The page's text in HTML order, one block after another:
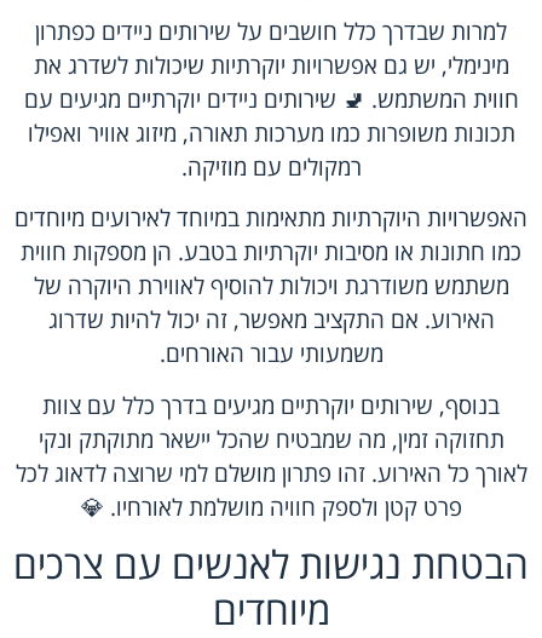
למרות שבדרך כלל חושבים על שירותים ניידים כפתרון
מינימלי, יש גם אפשרויות יוקרתיות שיכולות לשדרג את
חווית המשתמש. 🚽 שירותים ניידים יוקרתיים מגיעים עם
תכונות משופרות כמו מערכות תאורה, מיזוג אוויר ואפילו
רמקולים עם מוזיקה.
האפשרויות היוקרתיות מתאימות במיוחד לאירועים מיוחדים
כמו חתונות או מסיבות יוקרתיות בטבע. הן מספקות חווית
משתמש משודרגת ויכולות להוסיף לאווירת היוקרה של
האירוע. אם התקציב מאפשר, זה יכול להיות שדרוג
משמעותי עבור האורחים.
בנוסף, שירותים יוקרתיים מגיעים בדרך כלל עם צוות
תחזוקה זמין, מה שמבטיח שהכל יישאר מתוקתק ונקי
לאורך כל האירוע. זהו פתרון מושלם למי שרוצה לדאוג לכל
פרט קטן ולספק חוויה מושלמת לאורחיו. 💎
הבטחת נגישות לאנשים עם צרכים
מיוחדים